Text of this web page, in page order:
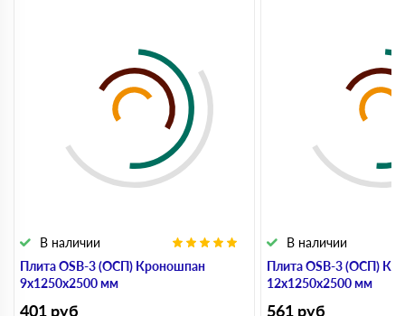
Плита OSB-3 (ОСП) Кроношпан
9х1250х2500 мм
В наличии
401 руб
Плита OSB-3 (ОСП)
12х1250х2500 мм
В наличии
561 руб